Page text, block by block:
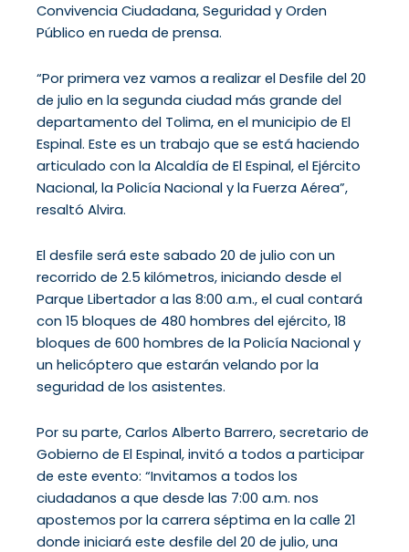
Convivencia Ciudadana, Seguridad y Orden
Público en rueda de prensa.
“Por primera vez vamos a realizar el Desfile del 20
de julio en la segunda ciudad más grande del
departamento del Tolima, en el municipio de El
Espinal. Este es un trabajo que se está haciendo
articulado con la Alcaldía de El Espinal, el Ejército
Nacional, la Policía Nacional y la Fuerza Aérea”,
resaltó Alvira.
El desfile será este sabado 20 de julio con un
recorrido de 2.5 kilómetros, iniciando desde el
Parque Libertador a las 8:00 a.m., el cual contará
con 15 bloques de 480 hombres del ejército, 18
bloques de 600 hombres de la Policía Nacional y
un helicóptero que estarán velando por la
seguridad de los asistentes.
Por su parte, Carlos Alberto Barrero, secretario de
Gobierno de El Espinal, invitó a todos a participar
de este evento: “Invitamos a todos los
ciudadanos a que desde las 7:00 a.m. nos
apostemos por la carrera séptima en la calle 21
donde iniciará este desfile del 20 de julio, una